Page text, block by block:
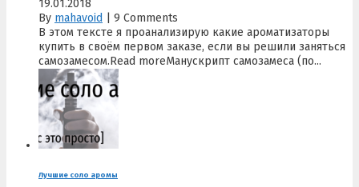
19.01.2018
By mahavoid
9 Comments
В этом тексте я проанализирую какие ароматизаторы
купить в своём первом заказе, если вы решили заняться
самозамесом.Read moreМанускрипт самозамеса (по...
Лучшие соло аромы